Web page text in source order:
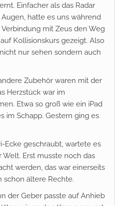
Einfacher als das Radar
hatte es uns während
Verbindung mit Zeus den Weg
Kollisionskurs gezeigt. Also
nur sehen sondern auch
Zubehör waren mit der
Herzstück war im
Etwa so groß wie ein iPad
im Schapp. Gestern ging es
Ecke geschraubt, wartete es
Welt. Erst musste noch das
werden, das war einerseits
schon ältere Rechte.
der Geber passte auf Anhieb